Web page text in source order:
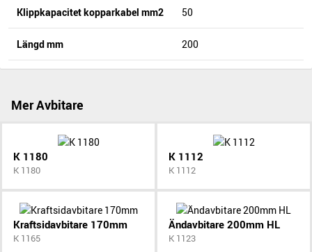
Klippkapacitet kopparkabel mm2 50
Längd mm 200
Mer Avbitare
K 1180
K 1180
K 1112
K 1112
Kraftsidavbitare 170mm
K 1165
Ändavbitare 200mm HL
K 1123